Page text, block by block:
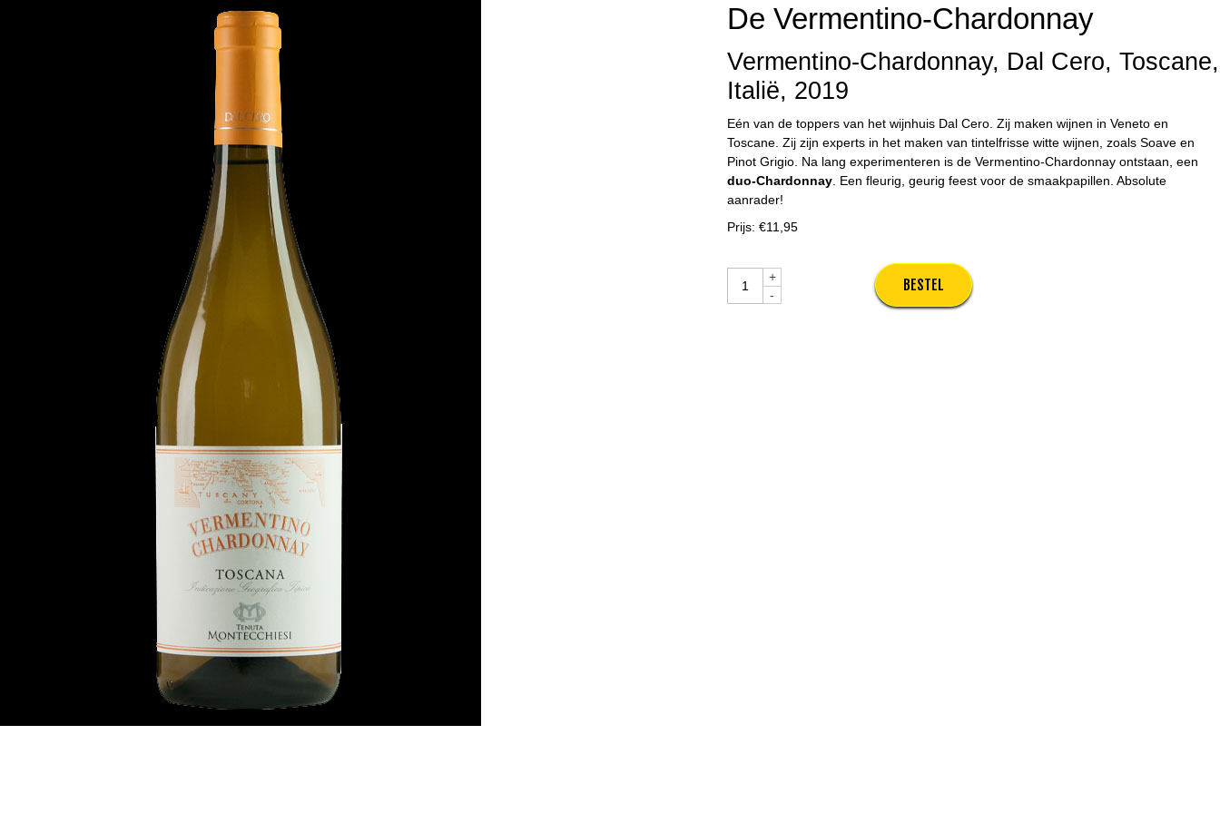
De Vermentino-Chardonnay
Vermentino-Chardonnay, Dal Cero, Toscane,
Italië, 2019
Eén van de toppers van het wijnhuis Dal Cero. Zij maken wijnen in Veneto en
Toscane. Zij zijn experts in het maken van tintelfrisse witte wijnen, zoals Soave en
Pinot Grigio. Na lang experimenteren is de Vermentino-Chardonnay ontstaan, een
duo-Chardonnay . Een fleurig, geurig feest voor de smaakpapillen. Absolute
aanrader!
Prijs: €11,95
-
+ BESTEL